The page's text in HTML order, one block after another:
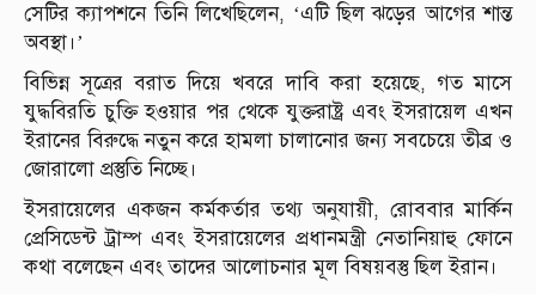
সেটির ক্যাপশনে তিনি লিখেছিলেন, ‘এটি ছিল ঝড়ের আগের শান্ত
অবস্থা।’
বিভিন্ন সূত্রের বরাত দিয়ে খবরে দাবি করা হয়েছে, গত মাসে
যুদ্ধবিরতি চুক্তি হওয়ার পর থেকে যুক্তরাষ্ট্র এবং ইসরায়েল এখন
ইরানের বিরুদ্ধে নতুন করে হামলা চালানোর জন্য সবচেয়ে তীব্র ও
জোরালো প্রস্তুতি নিচ্ছে।
ইসরায়েলের একজন কর্মকর্তার তথ্য অনুযায়ী, রোববার মার্কিন
প্রেসিডেন্ট ট্রাম্প এবং ইসরায়েলের প্রধানমন্ত্রী নেতানিয়াহু ফোনে
কথা বলেছেন এবং তাদের আলোচনার মূল বিষয়বস্তু ছিল ইরান।